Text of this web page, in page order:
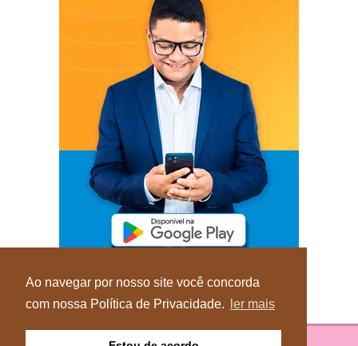
Ao navegar por nosso site você concorda
com nossa Política de Privacidade.
ler mais